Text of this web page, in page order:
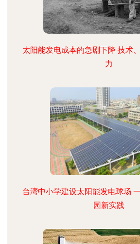
太阳能发电成本的急剧下降 技术
力
台湾中小学建设太阳能发电球场
园新实践